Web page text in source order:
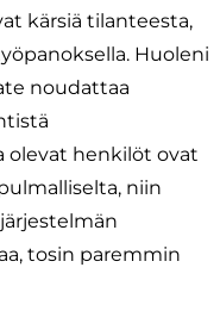
kärsiä tilanteesta,
Huoleni
noudattaa
olevat henkilöt ovat
niin
tosin paremmin